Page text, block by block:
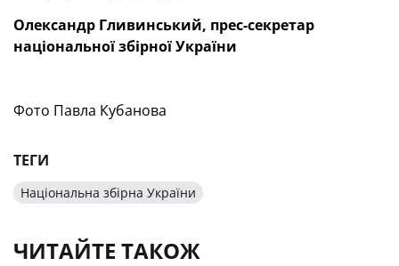
Олександр Гливинський, прес-секретар
національної збірної України
Фото Павла Кубанова
ТЕГИ
Національна збірна України
ЧИТАЙТЕ ТАКОЖ